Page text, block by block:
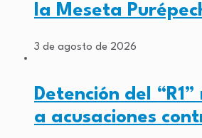
la Meseta
3 de agosto de 2026
Detención del
a acusaciones